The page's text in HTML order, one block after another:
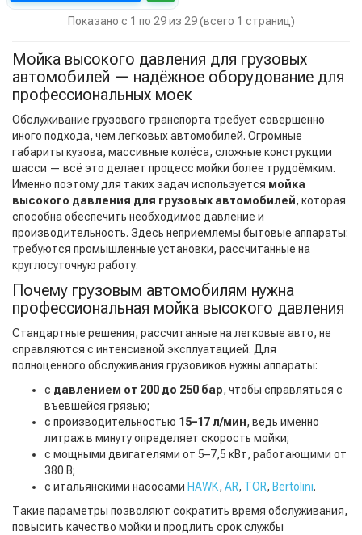
Показано с 1 по 29 из 29 (всего 1 страниц)
Мойка высокого давления для грузовых
автомобилей — надёжное оборудование для
профессиональных моек
Обслуживание грузового транспорта требует совершенно
иного подхода, чем легковых автомобилей. Огромные
габариты кузова, массивные колёса, сложные конструкции
шасси — всё это делает процесс мойки более трудоёмким.
Именно поэтому для таких задач используется мойка
высокого давления для грузовых автомобилей, которая
способна обеспечить необходимое давление и
производительность. Здесь неприемлемы бытовые аппараты:
требуются промышленные установки, рассчитанные на
круглосуточную работу.
Почему грузовым автомобилям нужна
профессиональная мойка высокого давления
Стандартные решения, рассчитанные на легковые авто, не
справляются с интенсивной эксплуатацией. Для
полноценного обслуживания грузовиков нужны аппараты:
с давлением от 200 до 250 бар, чтобы справляться с
въевшейся грязью;
с производительностью 15–17 л/мин, ведь именно
литраж в минуту определяет скорость мойки;
с мощными двигателями от 5–7,5 кВт, работающими от
380 В;
с итальянскими насосами HAWK, AR, TOR, Bertolini.
Такие параметры позволяют сократить время обслуживания,
повысить качество мойки и продлить срок службы